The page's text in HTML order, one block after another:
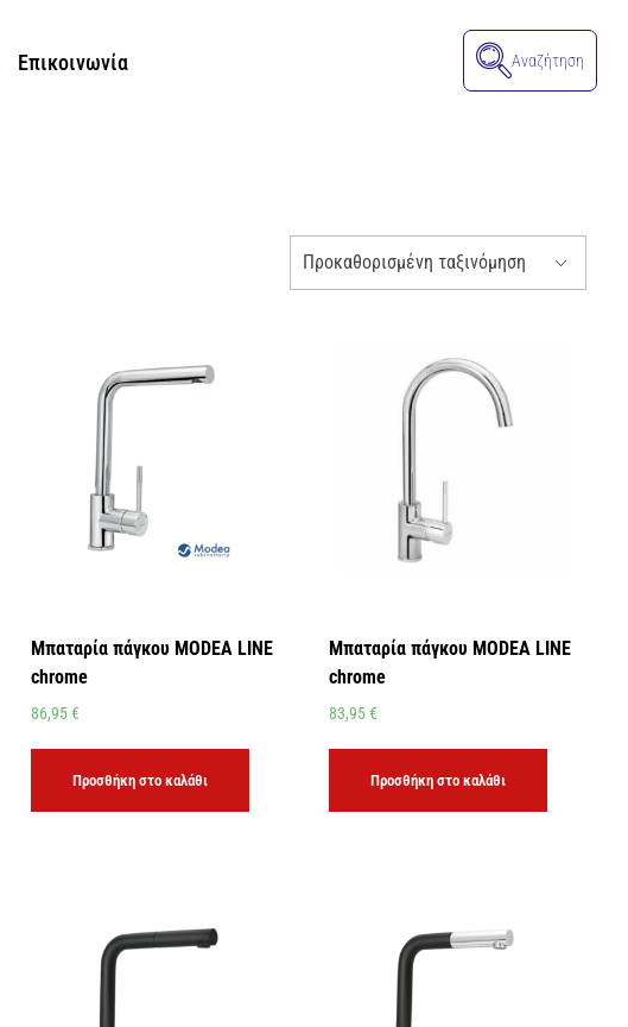
Επικοινωνία Αναζήτηση
Μπαταρία πάγκου MODEA LINE
chrome
86,95€
Προσθήκη στο καλάθι
Μπαταρία πάγκου MODEA LINE
chrome
83,95€
Προσθήκη στο καλάθι